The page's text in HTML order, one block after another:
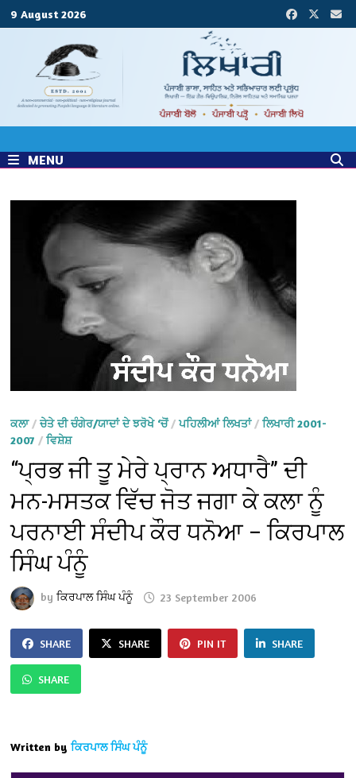
9 August 2026
MENU
ਕਲਾ/ਚੇਤੇ ਦੀ ਚੰਗੇਰ/ਯਾਦਾਂ ਦੇ ਝਰੋਖੇ ‘ਚੋਂ/ਪਹਿਲੀਆਂ ਲਿਖਤਾਂ/ਲਿਖਾਰੀ 2001-
2007 /ਵਿਸ਼ੇਸ਼
“ਪ੍ਰਭ ਜੀ ਤੂ ਮੇਰੇ ਪ੍ਰਾਨ ਅਧਾਰੈ” ਦੀ
ਮਨ-ਮਸਤਕ ਵਿੱਚ ਜੋਤ ਜਗਾ ਕੇ ਕਲਾ ਨੂੰ
ਪਰਨਾਈ ਸੰਦੀਪ ਕੌਰ ਧਨੋਆ – ਕਿਰਪਾਲ
ਸਿੰਘ ਪੰਨੂੰ
byਕਿਰਪਾਲ ਸਿੰਘ ਪੰਨੂੰ 23 September 2006
SHARE SHARE PIN IT SHARE
SHARE
Written by ਕਿਰਪਾਲ ਸਿੰਘ ਪੰਨੂੰ